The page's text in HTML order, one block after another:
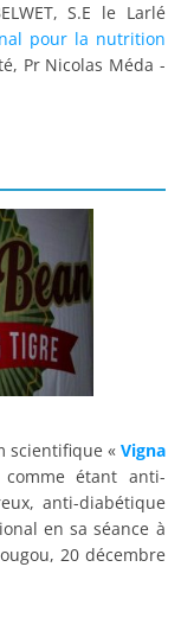
S.E le Larlé
pour la nutrition
Pr Nicolas Méda -
scientifique « Vigna
étant anti-
anti-diabétique
en sa séance à
20 décembre